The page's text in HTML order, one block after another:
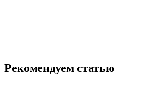
Рекомендуем статью